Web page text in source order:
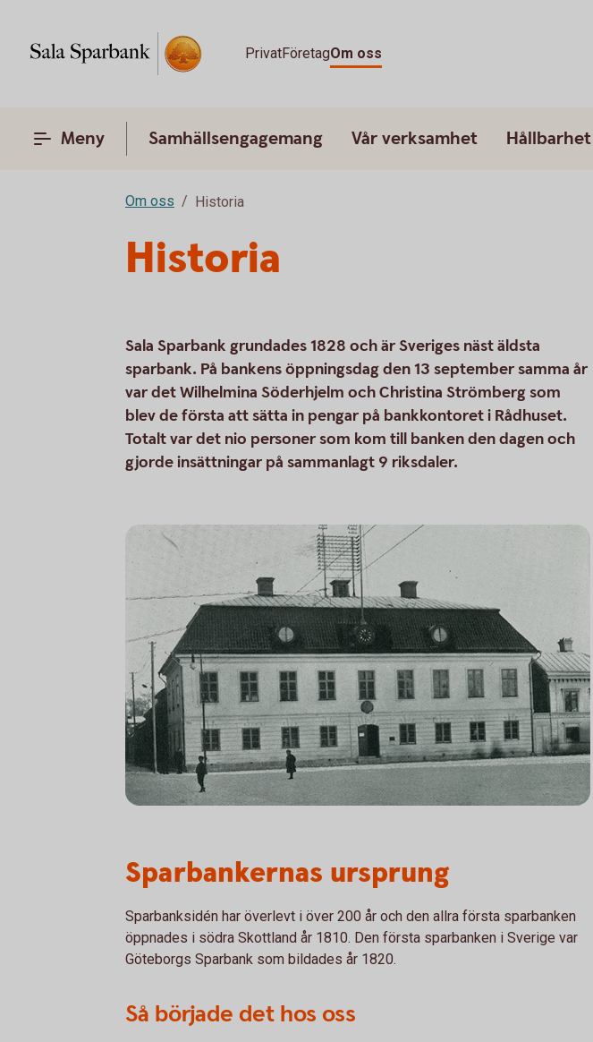
PrivatFöretagOm oss
Meny Samhällsengagemang Vår verksamhet Hållbarhet
Om oss Historia
Historia
Sala Sparbank grundades 1828 och är Sveriges näst äldsta
sparbank. På bankens öppningsdag den 13 september samma år
var det Wilhelmina Söderhjelm och Christina Strömberg som
blev de första att sätta in pengar på bankkontoret i Rådhuset.
Totalt var det nio personer som kom till banken den dagen och
gjorde insättningar på sammanlagt 9 riksdaler.
Sparbankernas ursprung
Sparbanksidén har överlevt i över 200 år och den allra första sparbanken
öppnades i södra Skottland år 1810. Den första sparbanken i Sverige var
Göteborgs Sparbank som bildades år 1820.
Så började det hos oss